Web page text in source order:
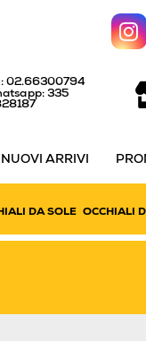
02.66300794
335
NUOVI ARRIVI
DA SOLE OCCHIALI